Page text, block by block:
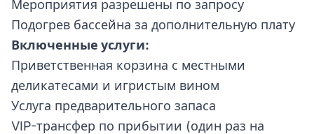
Мероприятия разрешены по запросу
Подогрев бассейна за дополнительную плату
Включенные услуги:
Приветственная корзина с местными
деликатесами и игристым вином
Услуга предварительного запаса
VIP-трансфер по прибытии (один раз на